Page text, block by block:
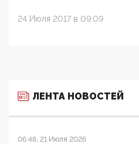
24 Июля 2017 в 09:09
ЛЕНТА НОВОСТЕЙ
06:48, 21 Июля 2026